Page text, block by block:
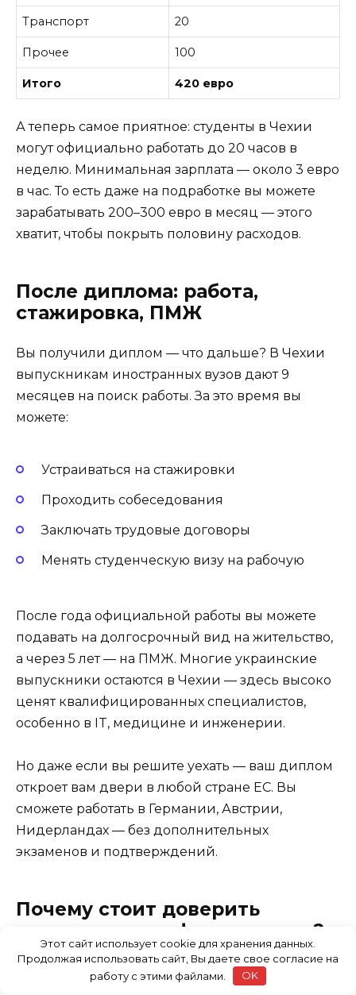
Транспорт 20
Прочее 100
Итого 420 евро
А теперь самое приятное: студенты в Чехии
могут официально работать до 20 часов в
неделю. Минимальная зарплата — около 3 евро
в час. То есть даже на подработке вы можете
зарабатывать 200–300 евро в месяц — этого
хватит, чтобы покрыть половину расходов.
После диплома: работа,
стажировка, ПМЖ
Вы получили диплом — что дальше? В Чехии
выпускникам иностранных вузов дают 9
месяцев на поиск работы. За это время вы
можете:
Устраиваться на стажировки
Проходить собеседования
Заключать трудовые договоры
Менять студенческую визу на рабочую
После года официальной работы вы можете
подавать на долгосрочный вид на жительство,
а через 5 лет — на ПМЖ. Многие украинские
выпускники остаются в Чехии — здесь высоко
ценят квалифицированных специалистов,
особенно в IT, медицине и инженерии.
Но даже если вы решите уехать — ваш диплом
откроет вам двери в любой стране ЕС. Вы
сможете работать в Германии, Австрии,
Нидерландах — без дополнительных
экзаменов и подтверждений.
Почему стоит доверить
подготовку профессионалам?
Теоретически, вы можете пройти весь путь
Этот сайт использует cookie для хранения данных.
Продолжая использовать сайт, Вы даете свое согласие на
работу с этими файлами.
OK